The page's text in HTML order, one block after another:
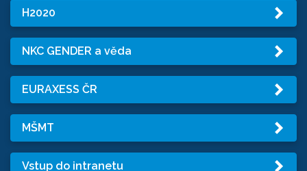
H2020
NKC GENDER a věda
EURAXESS ČR
MŠMT
Vstup do intranetu